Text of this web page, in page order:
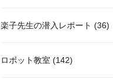
楽子先生の潜入レポート (36)
ロボット教室 (142)